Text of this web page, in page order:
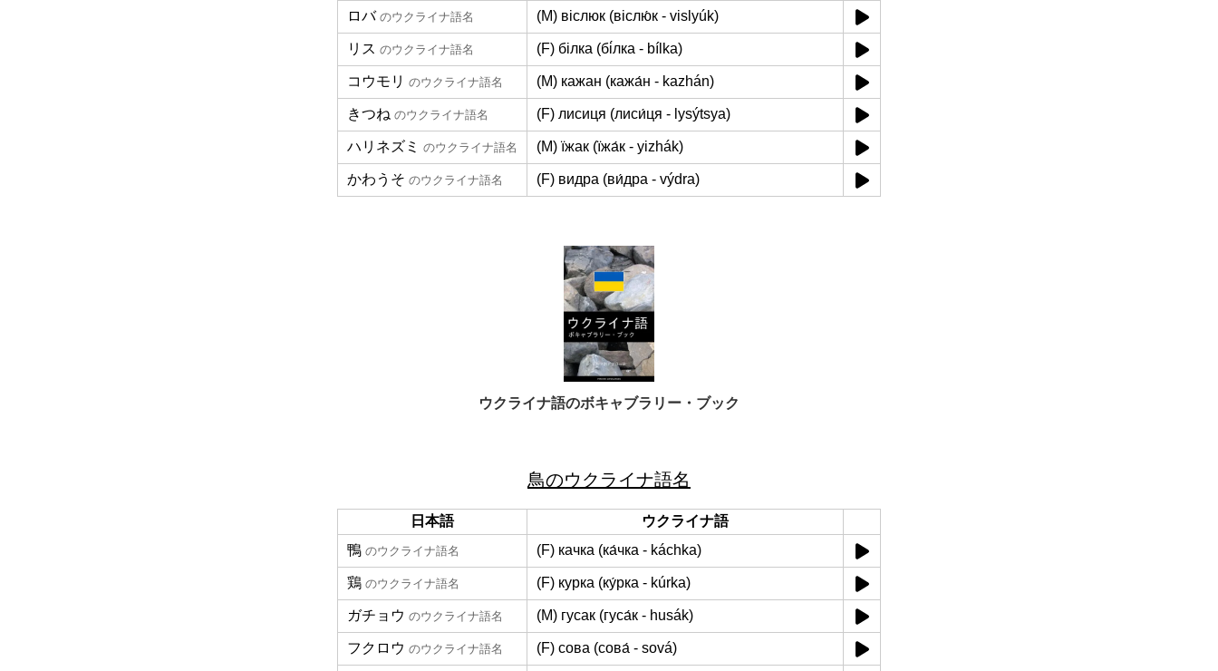
ロバ のウクライナ語名 (M) віслюк (віслю́к - vislyúk)
リス のウクライナ語名 (F) білка (бі́лка - bílka)
コウモリ のウクライナ語名 (M) кажан (кажа́н - kazhán)
きつね のウクライナ語名 (F) лисиця (лиси́ця - lysýtsya)
ハリネズミ のウクライナ語名 (M) їжак (їжа́к - yizhák)
かわうそ のウクライナ語名 (F) видра (ви́дра - výdra)
ウクライナ語のボキャブラリー・ブック
鳥のウクライナ語名
日本語
ウクライナ語
鴨 のウクライナ語名 (F) качка (ка́чка - káchka)
鶏 のウクライナ語名 (F) курка (ку́рка - kúrka)
ガチョウ のウクライナ語名 (M) гусак (гуса́к - husák)
フクロウ のウクライナ語名 (F) сова (сова́ - sová)